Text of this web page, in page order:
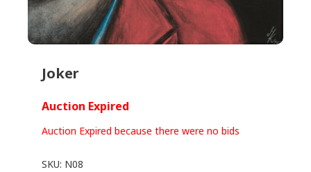
Joker
Auction Expired
Auction Expired because there were no bids
SKU: N08